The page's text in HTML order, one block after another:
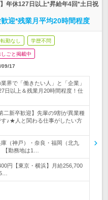
年休127日以上*昇給年4回*土日祝
迎*残業月平均20時間程度
転勤なし 学歴不問
ごと掲載中
09/17
界で「働きたい人」と「企業」
日以上＆残業月20時間程度！仕
二新卒歓迎】先輩の9割が異業種
♪★人と関わる仕事がしたい方
（神戸）・奈良・福岡（北九
【勤務地は1…
円【東京・横浜】月給256,700